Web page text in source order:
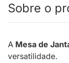
Sobre o
A Mesa de
versatilidade.